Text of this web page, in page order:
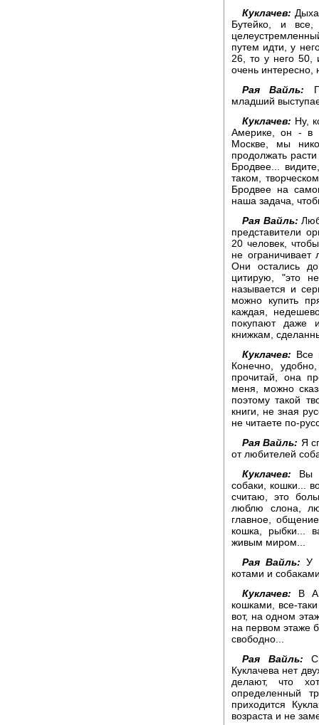
Куклачев:
Бутейко, и
путем идти, у
26, то у него 50,
очень интересно,
Рая Вайль:
младший
Куклачев: Ну,
Америке, он - в
Москве, мы
продолжать
Бродвее...
таком,
Бродвее на
наша задача,
Рая Вайль:
представители
20 человек,
не ограничивает
Они остались
цитирую, "это
называется и
можно купить
каждая,
покупают даже
книжкам,
Куклачев: Все
Конечно,
прочитай, она
меня, можно
поэтому такой
книги, не зная
не читаете по-
Рая Вайль: Я
от любителей
Куклачев: Вы
собаки, кошки...
считаю, это
люблю слона,
главное,
кошка, рыбки...
живым миром...
Рая Вайль: У
котами и
Куклачев: В
кошками, все-
вот, на одном
на первом этаже
свободно...
Рая Вайль:
Куклачева нет
делают, что
определенный
приходится
возраста и не